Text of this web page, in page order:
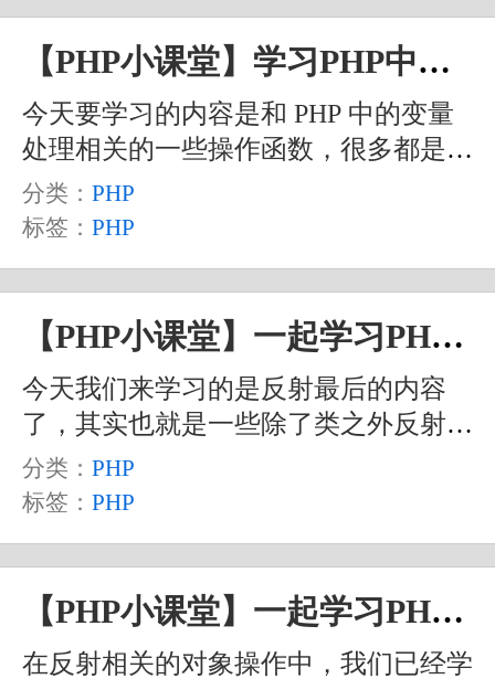
Zookeeper 相关概念和细节的研究。
【PHP小课堂】学习PHP中的变量处理相关操作
今天要学习的内容是和 PHP 中的变量
处理相关的一些操作函数，很多都是在
之前的文章中已经学习过的内容，所以
也比较简单好理解。当然，这个简单和
接触过相关的内容的前提下才能感受到
的，比如说我们变量的自动转换之类的
知识。大家在学习的过程中，如果有疑
问，可以翻阅之前的文章或视频，或者
自己查阅相关的资料。
分类： PHP
标签： PHP
【PHP小课堂】一起学习PHP中的反射（四）
今天我们来学习的是反射最后的内容
了，其实也就是一些除了类之外反射相
关的一些操作，包括反射普通方法函
数、获得函数的参数、生成器反射、对
个一个的来看一下。当然，在这之前，
我们还是要准备一下我们的测试代码。
分类： PHP
标签： PHP
【PHP小课堂】一起学习PHP中的反射（三）
在反射相关的对象操作中，我们已经学